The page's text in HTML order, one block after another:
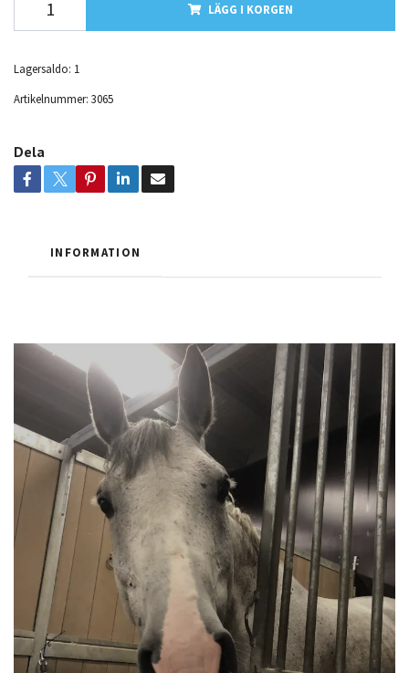
LÄGG I KORGEN
Lagersaldo: 1
Artikelnummer: 3065
Dela
INFORMATION